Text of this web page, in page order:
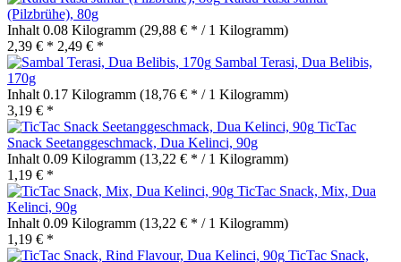
(Pilzbrühe), 80g
Inhalt 0.08 Kilogramm (29,88 € * / 1 Kilogramm)
2,39 € * 2,49 € *
Sambal Terasi, Dua Belibis,
170g
Inhalt 0.17 Kilogramm (18,76 € * / 1 Kilogramm)
3,19 € *
TicTac
Snack Seetanggeschmack, Dua Kelinci, 90g
Inhalt 0.09 Kilogramm (13,22 € * / 1 Kilogramm)
1,19 € *
TicTac Snack, Mix, Dua
Kelinci, 90g
Inhalt 0.09 Kilogramm (13,22 € * / 1 Kilogramm)
1,19 € *
TicTac Snack,